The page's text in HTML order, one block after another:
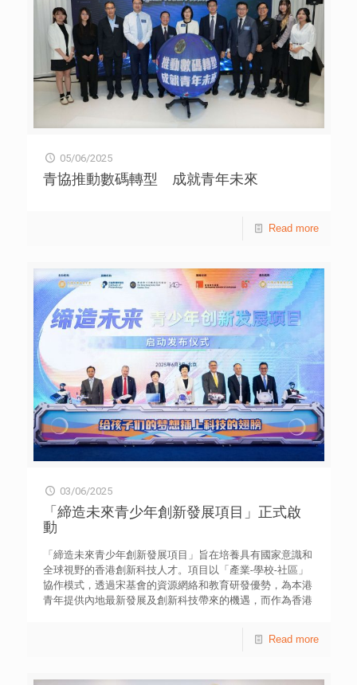
土！」北京十一學校學生李天歌表示：「無論是香港的霓虹
還是北京的星空，我們都懷着同樣的好奇心探索世界。」
為期5天的研學活動內容豐富。同學們走進國家大劇院，感
受虛擬實境技術，沉浸式體驗舞台藝術的數碼創新；參訪北
京智譜清言科技有限公司，學習大模型技術在圖片生成領域
的突破性應用；在中央美術學院體驗美學的多元呈現，並以
「未來城市」為主題，探索藝術表達的無限可能；在上海鯨
造智慧科技有限公司，現場操作智能機器人，了解人工智能
與自動控制的未來趨勢；走進上海商湯教育科技有限公司的
動場景的革新應用；參觀中國商飛上海飛機設計研究院，近
距離感受國產大飛機的設計研發過程，領悟「國之重器」背
後的科技自強。 佛教茂峰法師紀念中學中三學生田慶豐表
智能的發展理念也為我未來的興趣和職業方向帶來啟發。」
在教育領域，在城市治理、醫療、農業等方面也有廣泛應
用，最讓我震撼的是，通過遙感技術，透過一個螢幕就可以
監測到火情，進而快速反應，減少傷亡。」 「締造未來」
項目由中國宋慶齡基金會主辦，公益慈善研究院、香港賽馬
會慈善信託基金聯合捐贈，香港青年協會作為策略伙伴，中
國宋慶齡青少年科技文化交流中心承辦。本年度第二批祖國
探索之旅研學活動將於8月18日至22日在北京、西安開展。
05/06/2025
青協推動數碼轉型 成就青年未來
Read more
03/06/2025
「締造未來青少年創新發展項目」正式啟
動
「締造未來青少年創新發展項目」旨在培養具有國家意識和
全球視野的香港創新科技人才。項目以「產業-學校-社區」
協作模式，透過宋基會的資源網絡和教育研發優勢，為本港
青年提供內地最新發展及創新科技帶來的機遇，而作為香港
好的資源整合，達致最佳學習成效，並深化兩地創新理念與
Read more